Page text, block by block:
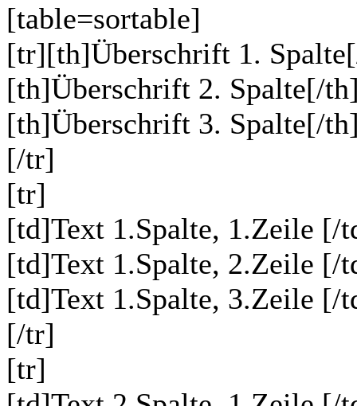
[table=sortable]
[tr][th]Überschrift 1.
[th]Überschrift 2. Spalte[/
[th]Überschrift 3. Spalte[/
[/tr]
[tr]
[td]Text 1.Spalte, 1.Zeile [/
[td]Text 1.Spalte, 2.Zeile [/
[td]Text 1.Spalte, 3.Zeile [/
[/tr]
[tr]